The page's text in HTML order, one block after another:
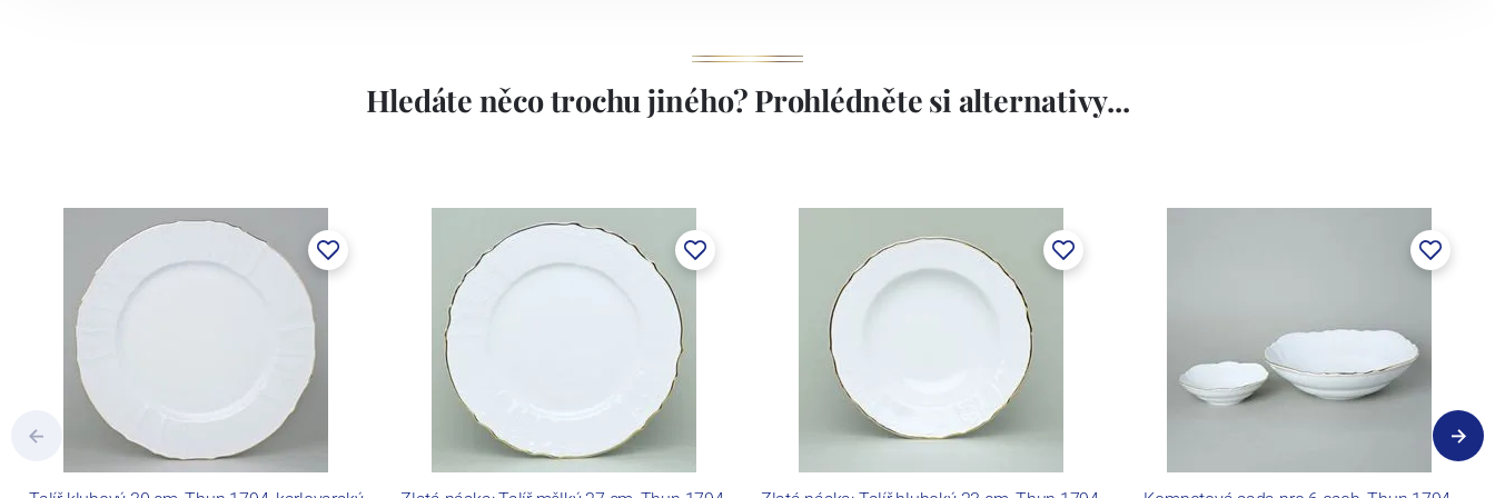
a.s. včetně ochranné známky a technologických zařízení. Závod je vybaven zařízením na výrobu
tlakového lití, moderními komorovými pecemi a vtavnou dekorační pecí. Závod je schopen
dekorovat své výrobky pomocí klasických dekoračních technik.
Concordia Lesov používá ochrannou známku LC a Thun Hotel & Restaurant.
Hledáte něco trochu jiného? Prohlédněte si alternativy...